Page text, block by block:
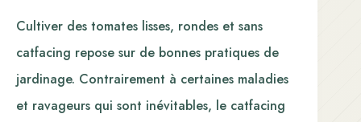
Cultiver des tomates lisses, rondes et sans
catfacing repose sur de bonnes pratiques de
jardinage. Contrairement à certaines maladies
et ravageurs qui sont inévitables, le catfacing